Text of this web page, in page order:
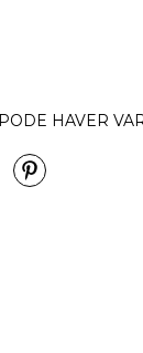
HAVER